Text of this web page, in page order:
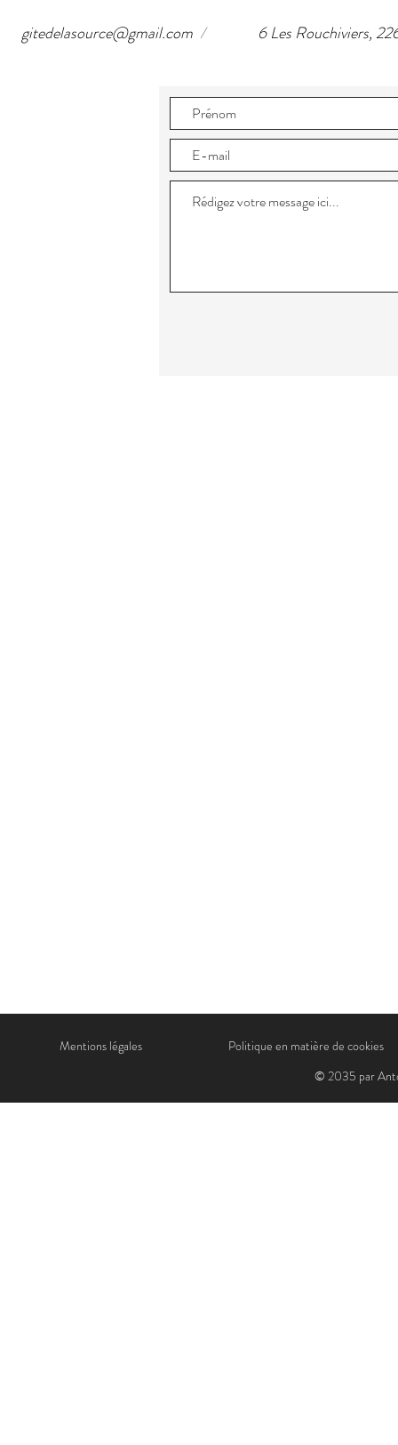
gitedelasource@gmail.com 6 Les Rouchiviers,
/
Mentions légales
Politique en matière de cookies
© 2035 par